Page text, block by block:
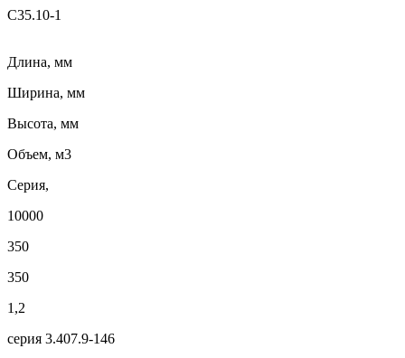
С35.10-1
Длина, мм
Ширина, мм
Высота, мм
Объем, м3
Серия,
10000
350
350
1,2
серия 3.407.9-146